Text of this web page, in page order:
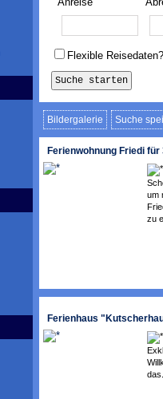
Flexible
Bildergalerie Suche
Ferienwohnung Friedi
um
zu
Ferienhaus